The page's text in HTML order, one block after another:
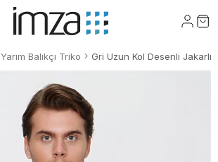
Yarım Balıkçı Triko